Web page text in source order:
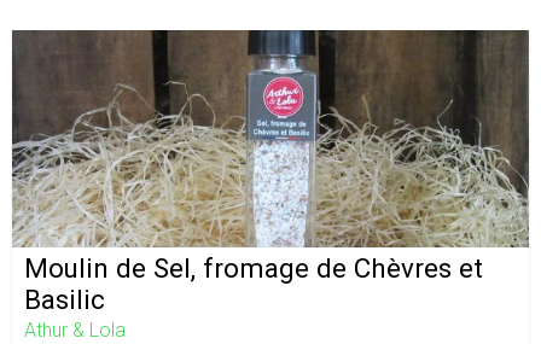
Moulin de Sel, fromage de Chèvres et
Basilic
Athur & Lola